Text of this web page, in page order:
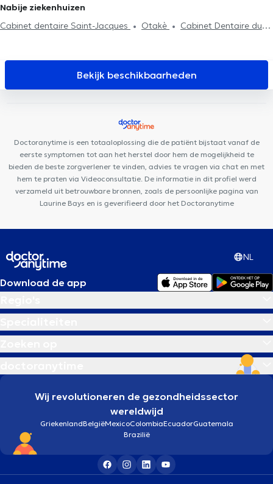
Nabije ziekenhuizen
Cabinet dentaire Saint-Jacques
Otakè
Cabinet Dentaire du
Centre Auditif Dodelé
Run & Bike Clinic
HK Health Center
Centre Médical de l'Alliance
H&N Clinic
Centre les Bruyères
Espace Médical Waterloo
Bekijk beschikbaarheden
Doctoranytime is een totaaloplossing die de patiënt bijstaat vanaf de
eerste symptomen tot aan het herstel door hem de mogelijkheid te
bieden de beste zorgverlener te vinden, advies te vragen via chat en met
hem te praten via Videoconsultatie. De informatie in dit profiel werd
verzameld uit betrouwbare bronnen, zoals de persoonlijke pagina van
Laurine Bays en is geverifieerd door het Doctoranytime
NL
Download de app
Wij revolutioneren de gezondheidssector
wereldwijd
GriekenlandBelgiëMexicoColombiaEcuadorGuatemala
Brazilië